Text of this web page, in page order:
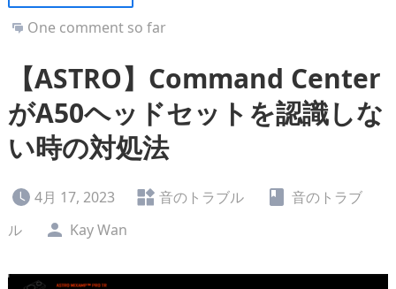
One comment so far
【ASTRO】Command Center
がA50ヘッドセットを認識しな
い時の対処法
4月 17, 2023 音のトラブル
音のトラブ
ル
Kay Wan